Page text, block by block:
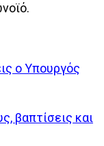
ο Υπουργός
βαπτίσεις και